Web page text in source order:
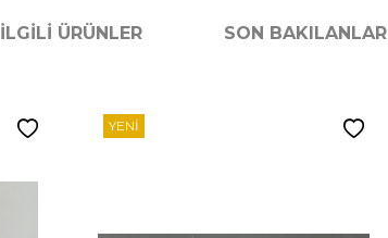
İLGILI ÜRÜNLER SON BAKILANLAR
YENI